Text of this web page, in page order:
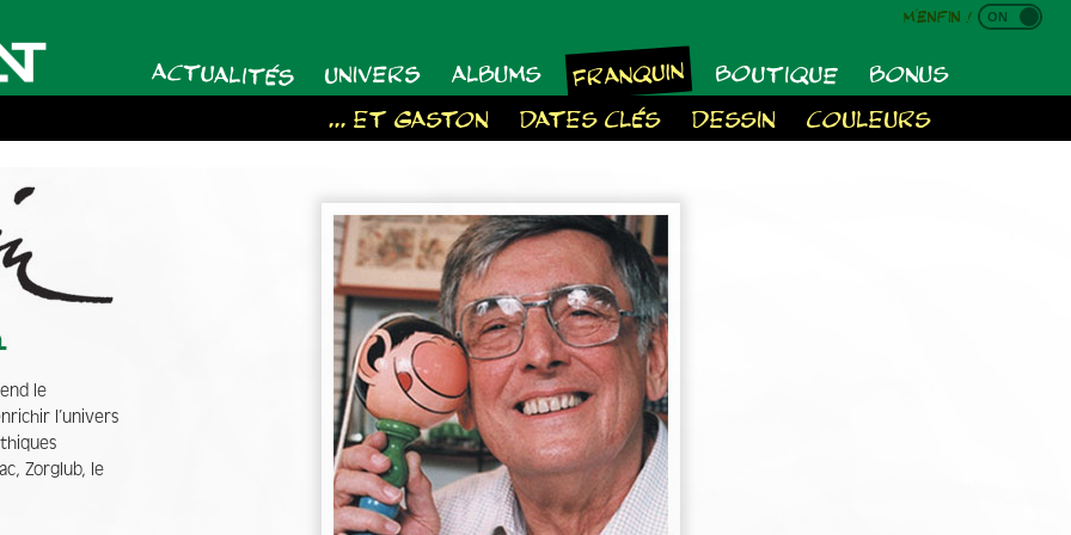
M'enfin !
ACTUALITÉS UNIVERS ALBUMS FRANQUIN BOUTIQUE
BONUS
... ET GASTON
DATES CLÉS DESSIN COULEURS
le
l’univers
Zorglub, le